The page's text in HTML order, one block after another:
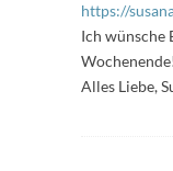
https://
Ich wünsche
Wochenende!
Alles Liebe,